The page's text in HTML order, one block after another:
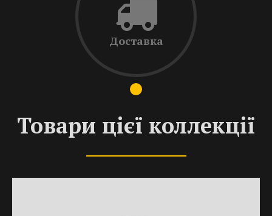
Доставка
Товари цієї коллекції